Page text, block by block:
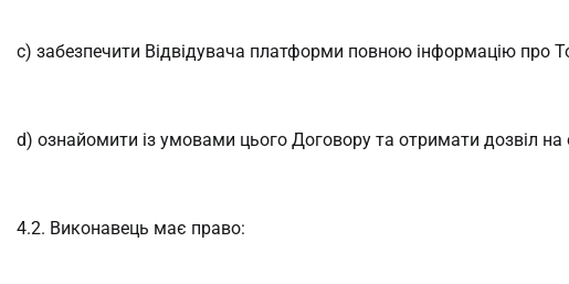
c) забезпечити Відвідувача платформи повною інформацію про
d) ознайомити із умовами цього Договору та отримати дозвіл
4.2. Виконавець має право: